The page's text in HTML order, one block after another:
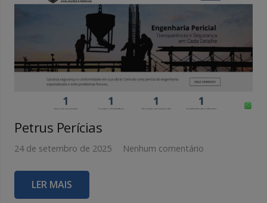
Petrus Perícias
24 de setembro de 2025 Nenhum comentário
LER MAIS